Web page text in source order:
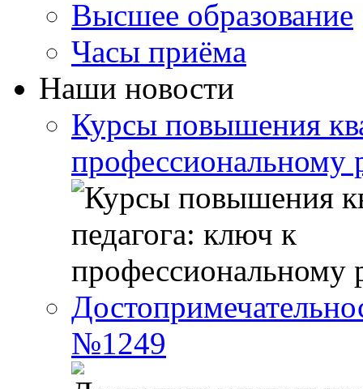
Высшее образование
Часы приёма
Наши новости
Курсы повышения
профессиональному
№1249